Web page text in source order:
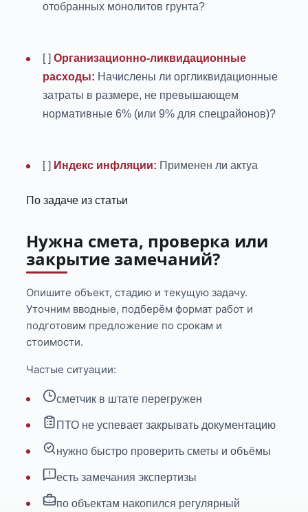
отобранных монолитов грунта?
[ ]Организационно-ликвидационные
расходы: Начислены ли оргликвидационные
затраты в размере, не превышающем
нормативные 6% (или 9% для спецрайонов)?
[ ] Индекс инфляции: Применен ли актуа
По задаче из статьи
Нужна смета, проверка или
закрытие замечаний?
Опишите объект, стадию и текущую задачу.
Уточним вводные, подберём формат работ и
подготовим предложение по срокам и
стоимости.
Частые ситуации:
сметчик в штате перегружен
ПТО не успевает закрывать документацию
нужно быстро проверить сметы и объёмы
есть замечания экспертизы
по объектам накопился регулярный